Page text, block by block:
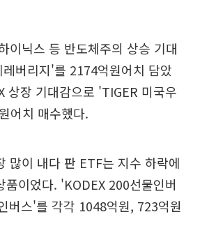
이닉스 등 반도체주의 상승 기대
버리지'를 2174억원어치 담았
상장 기대감으로 'TIGER 미국우
어치 매수했다.
많이 내다 판 ETF는 지수 하락에
품이었다. 'KODEX 200선물인버
버스'를 각각 1048억원, 723억원